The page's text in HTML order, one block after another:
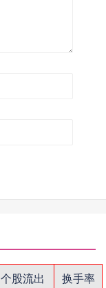
个股流出
换手率